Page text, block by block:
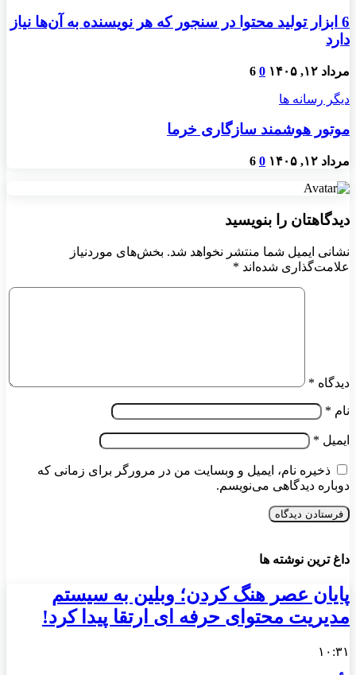
6 ابزار تولید محتوا در سنجور که هر نویسنده به آن‌ها نیاز
دارد
مرداد ۱۲, ۱۴۰۵ 0
6
دیگر رسانه ها
موتور هوشمند سازگاری خرما
مرداد ۱۲, ۱۴۰۵ 0
6
دیدگاهتان را بنویسید
نشانی ایمیل شما منتشر نخواهد شد. بخش‌های موردنیاز
علامت‌گذاری شده‌اند *
دیدگاه *
نام *
ایمیل *
ذخیره نام، ایمیل و وبسایت من در مرورگر برای زمانی که
دوباره دیدگاهی می‌نویسم.
داغ ترین نوشته ها
پایان عصر هنگ کردن؛ وبلین به سیستم
مدیریت محتوای حرفه ای ارتقا پیدا کرد!
۱۰:۳۱